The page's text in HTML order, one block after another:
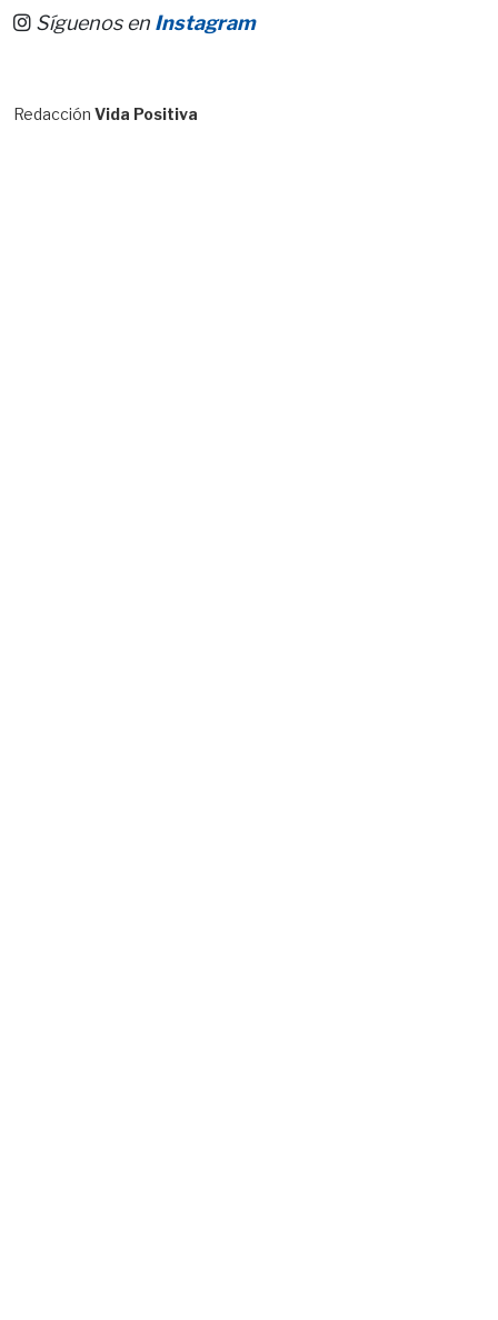
Síguenos en Instagram
Redacción Vida Positiva